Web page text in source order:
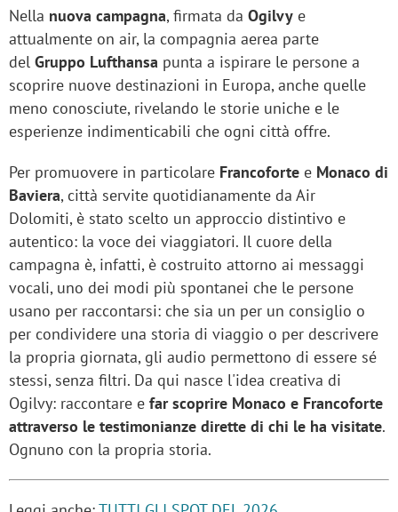
Nella nuova campagna, firmata da Ogilvy e
attualmente on air, la compagnia aerea parte
del Gruppo Lufthansa punta a ispirare le persone a
scoprire nuove destinazioni in Europa, anche quelle
meno conosciute, rivelando le storie uniche e le
esperienze indimenticabili che ogni città offre.
Per promuovere in particolare Francoforte e Monaco di
Baviera, città servite quotidianamente da Air
Dolomiti, è stato scelto un approccio distintivo e
autentico: la voce dei viaggiatori. Il cuore della
campagna è, infatti, è costruito attorno ai messaggi
vocali, uno dei modi più spontanei che le persone
usano per raccontarsi: che sia un per un consiglio o
per condividere una storia di viaggio o per descrivere
la propria giornata, gli audio permettono di essere sé
stessi, senza filtri. Da qui nasce l'idea creativa di
Ogilvy: raccontare e far scoprire Monaco e Francoforte
attraverso le testimonianze dirette di chi le ha visitate.
Ognuno con la propria storia.